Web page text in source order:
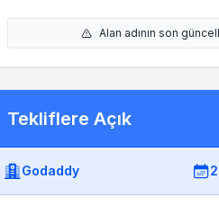
Alan adının son
Tekliflere Açık
Godaddy